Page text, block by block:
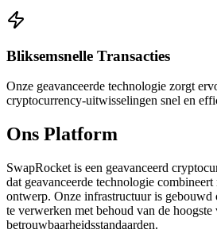
Bliksemsnelle Transacties
Onze geavanceerde technologie zorgt
cryptocurrency-uitwisselingen snel en
Ons Platform
SwapRocket is een geavanceerd
dat geavanceerde technologie
ontwerp. Onze infrastructuur is gebouwd
te verwerken met behoud van de hoogste
betrouwbaarheidsstandaarden.